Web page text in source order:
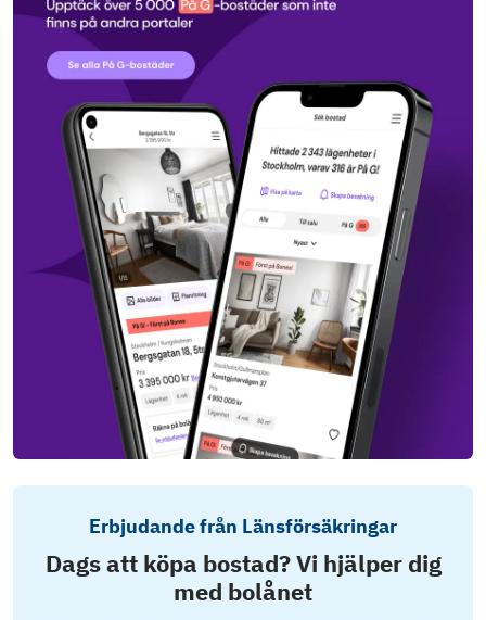
Erbjudande från Länsförsäkringar
Dags att köpa bostad? Vi hjälper dig
med bolånet